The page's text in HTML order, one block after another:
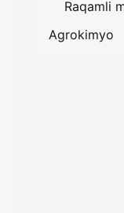
Raqamli
Agrokimyo